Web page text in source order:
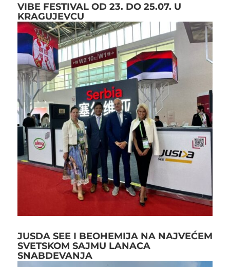
VIBE FESTIVAL OD 23. DO 25.07. U
KRAGUJEVCU
JUSDA SEE I BEOHEMIJA NA NAJVEĆEM
SVETSKOM SAJMU LANACA
SNABDEVANJA